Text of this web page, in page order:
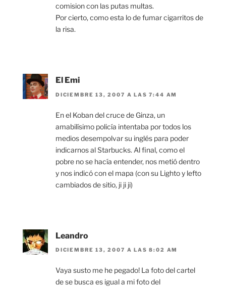
comision con las putas multas.
Por cierto, como esta lo de fumar cigarritos de
la risa.
El Emi
DICIEMBRE 13, 2007 A LAS 7:44 AM
En el Koban del cruce de Ginza, un
amabilísimo policía intentaba por todos los
medios desempolvar su inglés para poder
indicarnos al Starbucks. Al final, como el
pobre no se hacía entender, nos metió dentro
y nos indicó con el mapa (con su Lighto y lefto
cambiados de sitio, ji ji ji)
Leandro
DICIEMBRE 13, 2007 A LAS 8:02 AM
Vaya susto me he pegado! La foto del cartel
de se busca es igual a mi foto del